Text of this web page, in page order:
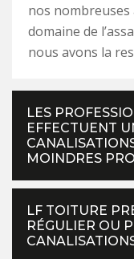
nos nombreuses
domaine de
nous avons la
LES
EFFECTUENT
MOINDRES
LF TOITURE
RÉGULIER OU